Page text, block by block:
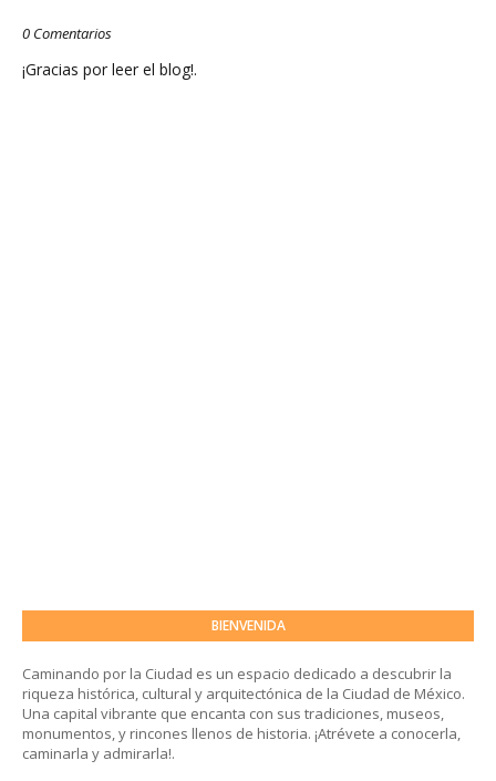
0 Comentarios
¡Gracias por leer el blog!.
BIENVENIDA
Caminando por la Ciudad es un espacio dedicado a descubrir la
riqueza histórica, cultural y arquitectónica de la Ciudad de México.
Una capital vibrante que encanta con sus tradiciones, museos,
monumentos, y rincones llenos de historia. ¡Atrévete a conocerla,
caminarla y admirarla!.